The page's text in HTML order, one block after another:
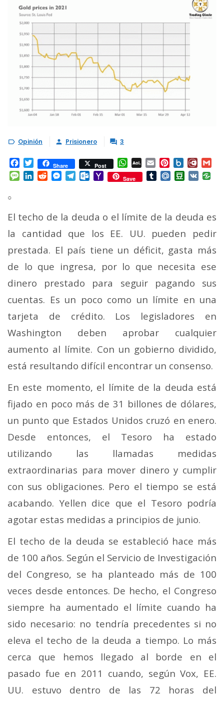
 Opinión  Prisionero  3
Facebook
TwitterShare Post WhatsApp
AOL
Mail
Email Pinterest
Box.net
Message
LinkedInRedditMessenger
TelegramOutlook.com
YahooSave TumblrMail.RuDouban
VK
○
El techo de la deuda o el límite de la deuda es
la cantidad que los EE. UU. pueden pedir
prestada. El país tiene un déficit, gasta más
de lo que ingresa, por lo que necesita ese
dinero prestado para seguir pagando sus
cuentas. Es un poco como un límite en una
tarjeta de crédito. Los legisladores en
Washington deben aprobar cualquier
aumento al límite. Con un gobierno dividido,
está resultando difícil encontrar un consenso.
En este momento, el límite de la deuda está
fijado en poco más de 31 billones de dólares,
un punto que Estados Unidos cruzó en enero.
Desde entonces, el Tesoro ha estado
utilizando las llamadas medidas
extraordinarias para mover dinero y cumplir
con sus obligaciones. Pero el tiempo se está
acabando. Yellen dice que el Tesoro podría
agotar estas medidas a principios de junio.
El techo de la deuda se estableció hace más
de 100 años. Según el Servicio de Investigación
del Congreso, se ha planteado más de 100
veces desde entonces. De hecho, el Congreso
siempre ha aumentado el límite cuando ha
sido necesario: no tendría precedentes si no
eleva el techo de la deuda a tiempo. Lo más
cerca que hemos llegado al borde en el
pasado fue en 2011 cuando, según Vox, EE.
UU. estuvo dentro de las 72 horas del